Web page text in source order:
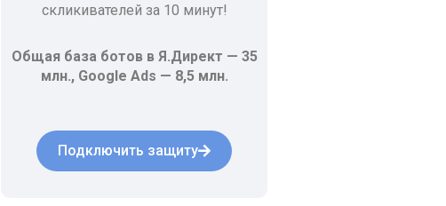
скликивателей за 10 минут!
Общая база ботов в Я.Директ — 35
млн., Google Ads — 8,5 млн.
Подключить защиту